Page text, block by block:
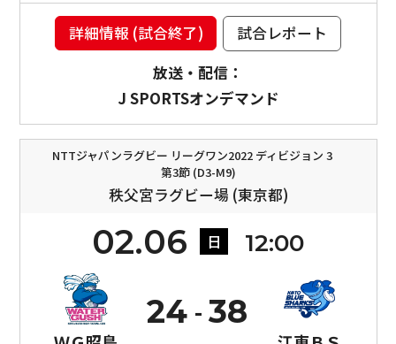
詳細情報 (試合終了)
試合レポート
放送・配信：
J SPORTSオンデマンド
NTTジャパンラグビー リーグワン2022 ディビジョン 3
第3節 (D3-M9)
秩父宮ラグビー場 (東京都)
02.06 日 12:00
24 38